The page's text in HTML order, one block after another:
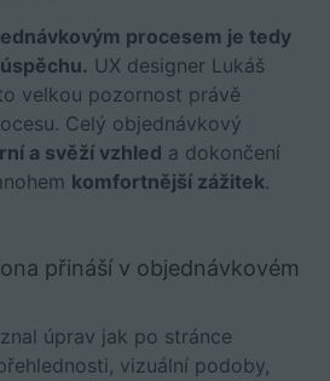
procesem je tedy
UX designer Lukáš
velkou pozornost právě
Celý objednávkový
a svěží vzhled a dokončení
komfortnější zážitek.
přináší v objednávkovém
úprav jak po stránce
vizuální podoby,